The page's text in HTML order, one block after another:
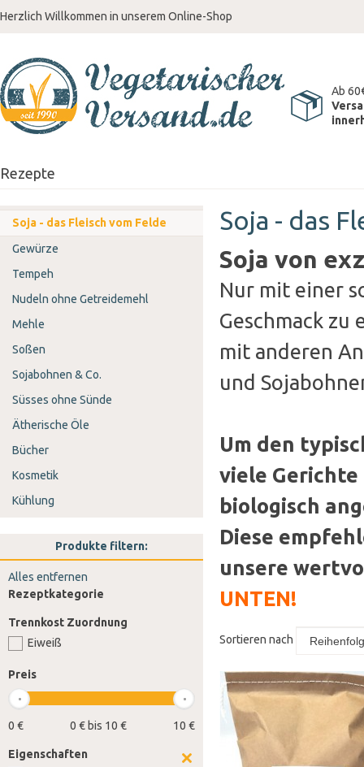
Herzlich Willkommen in unserem Online-Shop
Ab
Rezepte
Soja - das
Soja von
Nur mit einer
Geschmack zu
mit anderen
und
Um den
viele
biologisch
Diese
unsere
UNTEN!
Sortieren nach
Soja - das Fleisch vom Felde
Gewürze
Tempeh
Nudeln ohne Getreidemehl
Mehle
Soßen
Sojabohnen & Co.
Süsses ohne Sünde
Ätherische Öle
Bücher
Kosmetik
Kühlung
Produkte filtern:
Alles entfernen
Rezeptkategorie
Trennkost Zuordnung
Eiweiß
Preis
0 € 10 €
0 € bis 10 €
Eigenschaften